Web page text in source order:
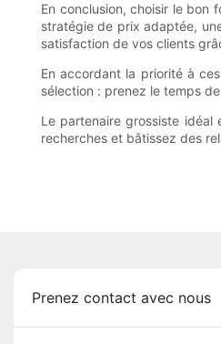
En conclusion, choisir le bon
stratégie de prix adaptée,
satisfaction de vos clients
En accordant la priorité à
sélection : prenez le temps
Le partenaire grossiste
recherches et bâtissez des
Prenez contact avec nous